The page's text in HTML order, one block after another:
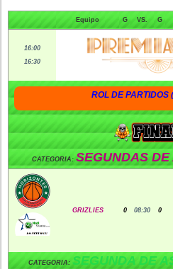
Equipo G VS. G
16:00
16:30
ROL DE
CATEGORIA: SEGUNDAS
GRIZLIES 0 08:30 0
CATEGORIA:SEGUNDA DE